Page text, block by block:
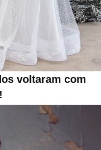
voltaram com